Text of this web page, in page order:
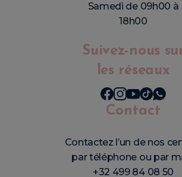
Samedi de 09h00 à
18h00
Suivez-nous
les réseaux
Contact
Contactez l’un de nos
par téléphone ou par
+32 499 84 08 50